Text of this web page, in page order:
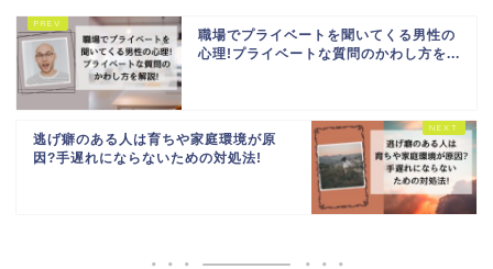
職場でプライベートを聞いてくる男性の
心理!プライベートな質問のかわし方を...
逃げ癖のある人は育ちや家庭環境が原
因?手遅れにならないための対処法!